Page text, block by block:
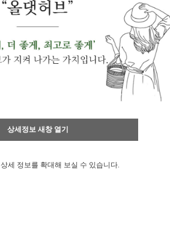
상세정보 새창 열기
상세 정보를 확대해 보실 수 있습니다.